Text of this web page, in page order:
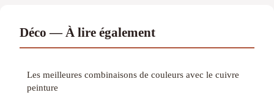
Déco — À lire également
Les meilleures combinaisons de couleurs avec le cuivre
peinture